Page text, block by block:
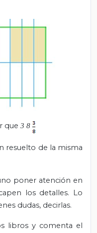
que 3 8
resuelto de la misma
poner atención en
los detalles. Lo
dudas, decirlas.
libros y comenta el